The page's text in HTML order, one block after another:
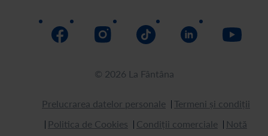
© 2026 La Fântâna
Prelucrarea datelor personale
Termeni și condiții
Politica de Cookies
Condiții comerciale Notă